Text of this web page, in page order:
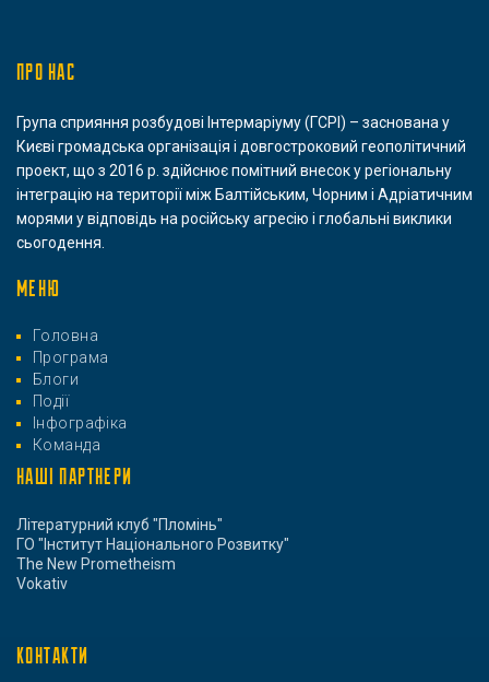
ПРО НАС
Група сприяння розбудові Інтермаріуму (ГСРІ) – заснована у
Києві громадська організація і довгостроковий геополітичний
проект, що з 2016 р. здійснює помітний внесок у регіональну
інтеграцію на території між Балтійським, Чорним і Адріатичним
морями у відповідь на російську агресію і глобальні виклики
сьогодення.
МЕНЮ
Головна
Програма
Блоги
Події
Інфографіка
Команда
НАШІ ПАРТНЕРИ
Літературний клуб "Пломінь"
ГО "Інститут Національного Розвитку"
The New Prometheism
Vokativ
КОНТАКТИ